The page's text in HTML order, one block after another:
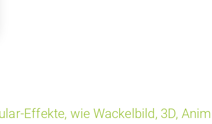
Effekte, wie Wackelbild, 3D,